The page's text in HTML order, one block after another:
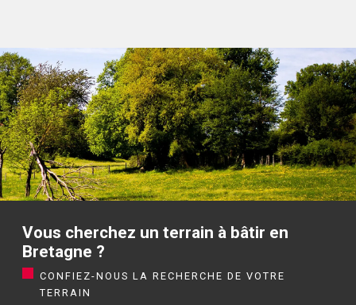
Vous cherchez un terrain à bâtir en
Bretagne ?
CONFIEZ-NOUS LA RECHERCHE DE VOTRE
TERRAIN